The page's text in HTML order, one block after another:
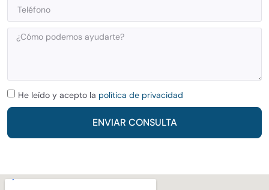
He leído y acepto la política de privacidad
ENVIAR CONSULTA